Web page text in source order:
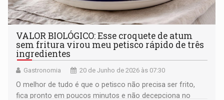
VALOR BIOLÓGICO: Esse croquete de atum
sem fritura virou meu petisco rápido de três
ingredientes
Gastronomia 20 de Junho de 2026 às 07:30
O melhor de tudo é que o petisco não precisa ser frito,
fica pronto em poucos minutos e não decepciona no